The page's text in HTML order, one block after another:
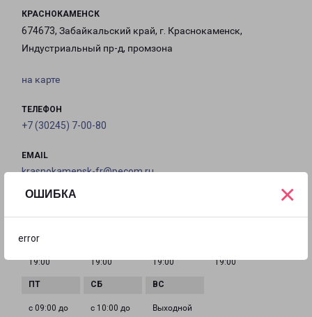
ОШИБКА
error
×
КРАСНОКАМЕНСК
674673, Забайкальский край, г. Краснокаменск,
Индустриальный пр-д, промзона
на карте
ТЕЛЕФОН
+7 (30245) 7-00-80
EMAIL
krasnokamensk-fr@pecom.ru
19:00
19:00
19:00
19:00
с 09:00 до
с 10:00 до
Выходной